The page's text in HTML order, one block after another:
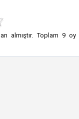
almıştır. Toplam 9oy